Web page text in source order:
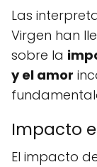
Las
Virgen han
sobre la
y el amor
Impacto
El impacto